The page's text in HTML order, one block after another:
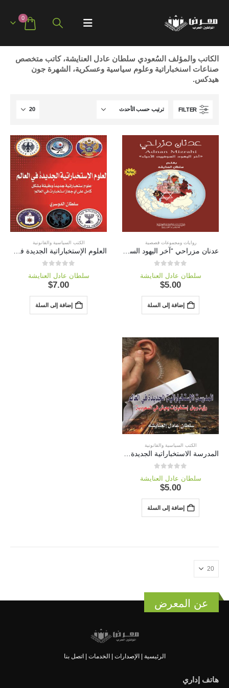
0
الكاتب والمؤلف السُعودي سلطان عادل العنايشة، كاتب متخصص
صناعات اسنخباراتية وعلوم سياسية وعسكرية، الشهرة جون
هيدكس.
FILTER
روايات ومجموعات قصصية
عدنان مزراحي “آخر اليهود السوفيت الأحياء”
سلطان عادل العنايشة
$5.00
إضافة إلى السلة
الكتب السياسية والقانونية
العلوم الإستخباراتية الجديدة في العالم
سلطان عادل العنايشة
$7.00
إضافة إلى السلة
الكتب السياسية والقانونية
المدرسة الاستخباراتية الجديدة في العالم “رؤية رجل استخبارات يعيش في السعودية”
سلطان عادل العنايشة
$5.00
إضافة إلى السلة
عن المعرض
الرئيسية الإصدارات الخدمات اتصل بنا
هاتف إداري